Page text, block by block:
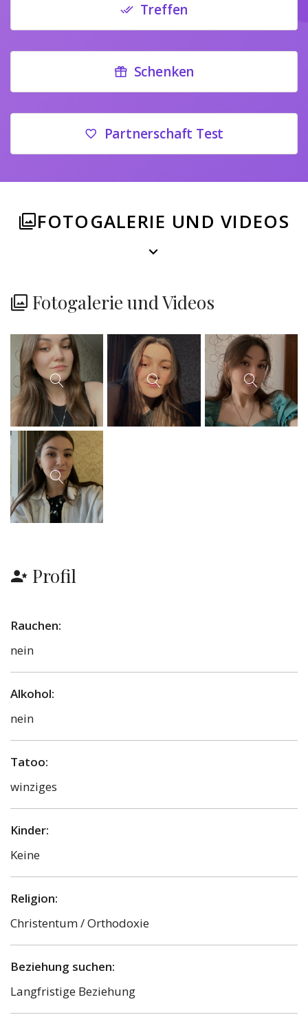
Treffen
Schenken
Partnerschaft Test
FOTOGALERIE UND VIDEOS
Fotogalerie und Videos
Profil
Rauchen:
nein
Alkohol:
nein
Tatoo:
winziges
Kinder:
Keine
Religion:
Christentum / Orthodoxie
Beziehung suchen:
Langfristige Beziehung